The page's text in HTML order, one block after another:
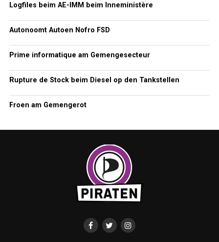
Logfiles beim AE-IMM beim Inneministère
Autonoomt Autoen Nofro FSD
Prime informatique am Gemengesecteur
Rupture de Stock beim Diesel op den Tankstellen
Froen am Gemengerot